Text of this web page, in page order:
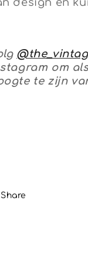
design en
om
te zijn
Share